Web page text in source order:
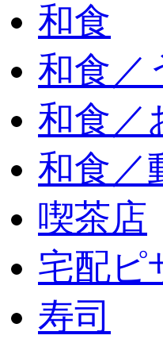
和食
和食／
和食／
和食／
喫茶店
宅配ピ
寿司